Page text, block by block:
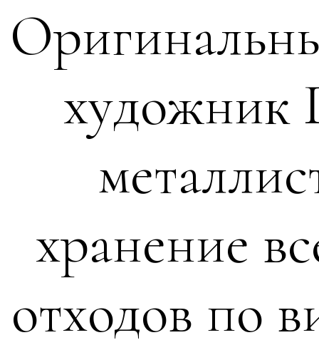
художник
хранение
отходов по